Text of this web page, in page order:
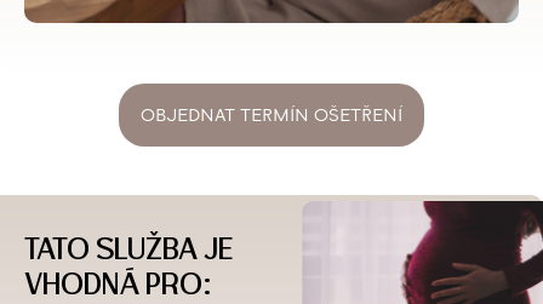
OBJEDNAT TERMÍN OŠETŘENÍ
TATO SLUŽBA JE
VHODNÁ PRO: